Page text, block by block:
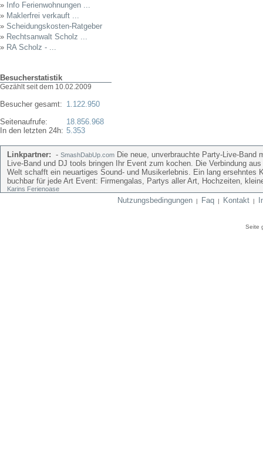
» Info Ferienwohnungen ...
» Maklerfrei verkauft ...
» Scheidungskosten-Ratgeber
» Rechtsanwalt Scholz ...
» RA Scholz - ...
Besucherstatistik
Gezählt seit dem 10.02.2009
Besucher gesamt:
Seitenaufrufe:
In den letzten 24h:
1.122.950
18.856.968
5.353
Linkpartner: - SmashDabUp.com Die neue, unverbrauchte Party-Live-Band
Live-Band und DJ tools bringen Ihr Event zum kochen. Die Verbindung
Welt schafft ein neuartiges Sound- und Musikerlebnis. Ein lang
buchbar für jede Art Event: Firmengalas, Partys aller Art, Hochzeiten,
Karins Ferienoase
Nutzungsbedingungen | Faq | Kontakt |
Seite